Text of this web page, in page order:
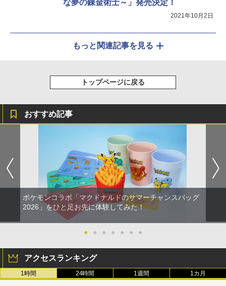
な夢の錬金術士～」発売決定！
2021年10月2日
もっと関連記事を見る
トップページに戻る
おすすめ記事
ポケモンコラボ「マクドナルドのサマーチャンスバッグ
2026」をひと足お先に体験してみた！
● ● ● ● ● ● ●
アクセスランキング
1時間 24時間 1週間 1カ月